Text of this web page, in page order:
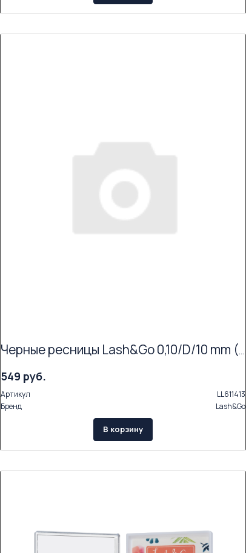
Черные ресницы Lash&Go 0,10/D/10 mm (16 линий)
549 руб.
Артикул
LL611413
Бренд
Lash&Go
В корзину